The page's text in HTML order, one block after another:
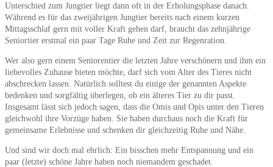
Unterschied zum Jungtier liegt dann oft in der Erholungsphase danach.
Während es für das zweijährigen Jungtier bereits nach einem kurzen
Mittagsschlaf gern mit voller Kraft gehen darf, braucht das zehnjährige
Seniortier erstmal ein paar Tage Ruhe und Zeit zur Regenration.
Wer also gern einem Seniorentier die letzten Jahre verschönern und ihm ein
liebevolles Zuhause bieten möchte, darf sich vom Alter des Tieres nicht
abschrecken lassen. Natürlich solltest du einige der genannten Aspekte
bedenken und sorgfältig überlegen, ob ein älteres Tier zu dir passt.
Insgesamt lässt sich jedoch sagen, dass die Omis und Opis unter den Tieren
gleichwohl ihre Vorzüge haben. Sie haben durchaus noch die Kraft für
gemeinsame Erlebnisse und schenken dir gleichzeitig Ruhe und Nähe.
Und sind wir doch mal ehrlich: Ein bisschen mehr Entspannung und ein
paar (letzte) schöne Jahre haben noch niemandem geschadet.